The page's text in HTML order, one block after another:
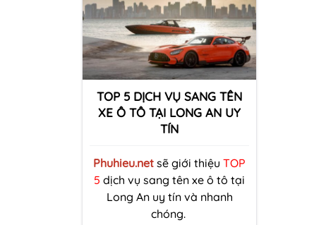
TOP 5 DỊCH VỤ SANG TÊN
XE Ô TÔ TẠI LONG AN UY
TÍN
Phuhieu.net sẽ giới thiệu TOP
5 dịch vụ sang tên xe ô tô tại
Long An uy tín và nhanh
chóng.